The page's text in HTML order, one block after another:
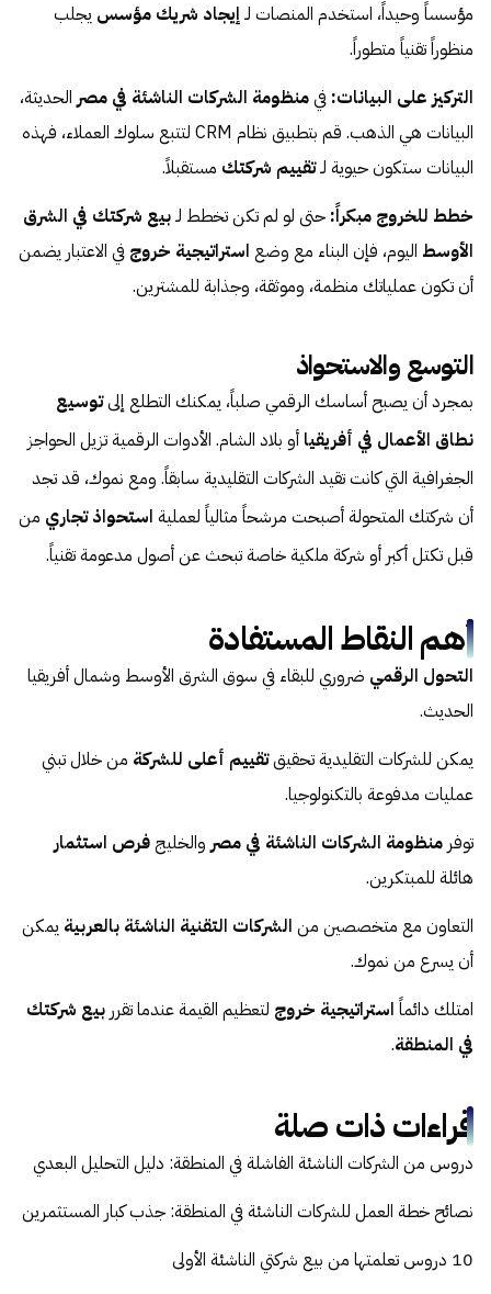
مؤسساً وحيداً، استخدم المنصات لـإيجاد شريك مؤسس يجلب
منظوراً تقنياً متطوراً.
التركيز على البيانات: فيمنظومة الشركات الناشئة في مصرالحديثة،
البيانات هي الذهب. قم بتطبيق نظام CRM لتتبع سلوك العملاء، فهذه
البيانات ستكون حيوية لـتقييم شركتك مستقبلاً.
خطط للخروج مبكراً: حتى لو لم تكن تخطط لـبيع شركتك في الشرق
الأوسط اليوم، فإن البناء مع وضع استراتيجية خروج في الاعتبار يضمن
أن تكون عملياتك منظمة، وموثقة، وجذابة للمشترين.
التوسع والاستحواذ
بمجرد أن يصبح أساسك الرقمي صلباً، يمكنك التطلع إلىتوسيع
نطاق الأعمال في أفريقيا أو بلاد الشام. الأدوات الرقمية تزيل الحواجز
الجغرافية التي كانت تقيد الشركات التقليدية سابقاً. ومع نموك، قد تجد
أن شركتك المتحولة أصبحت مرشحاً مثالياً لعملية استحواذ تجاري من
قبل تكتل أكبر أو شركة ملكية خاصة تبحث عن أصول مدعومة تقنياً.
أهم النقاط المستفادة
التحول الرقمي ضروري للبقاء في سوق الشرق الأوسط وشمال أفريقيا
الحديث.
يمكن للشركات التقليدية تحقيقتقييم أعلى للشركة من خلال تبني
عمليات مدفوعة بالتكنولوجيا.
توفر منظومة الشركات الناشئة في مصروالخليجفرص استثمار
هائلة للمبتكرين.
التعاون مع متخصصين من الشركات التقنية الناشئة بالعربية يمكن
أن يسرع من نموك.
امتلك دائماً استراتيجية خروج لتعظيم القيمة عندما تقرر بيع شركتك
في المنطقة.
قراءات ذات صلة
دروس من الشركات الناشئة الفاشلة في المنطقة: دليل التحليل البعدي
نصائح خطة العمل للشركات الناشئة في المنطقة: جذب كبار المستثمرين
10 دروس تعلمتها من بيع شركتي الناشئة الأولى